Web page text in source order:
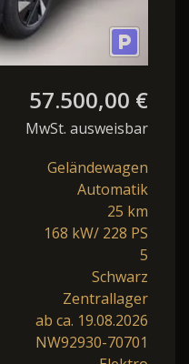
57.500,00 €
MwSt. ausweisbar
Geländewagen
Automatik
25 km
168 kW/ 228 PS
5
Schwarz
Zentrallager
ab ca. 19.08.2026
NW92930-70701